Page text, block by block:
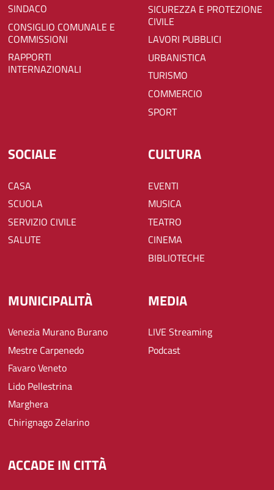
SINDACO
CONSIGLIO COMUNALE E
COMMISSIONI
RAPPORTI
INTERNAZIONALI
SICUREZZA E PROTEZIONE
CIVILE
LAVORI PUBBLICI
URBANISTICA
TURISMO
COMMERCIO
SPORT
SOCIALE
CASA
SCUOLA
SERVIZIO CIVILE
SALUTE
CULTURA
EVENTI
MUSICA
TEATRO
CINEMA
BIBLIOTECHE
MUNICIPALITÀ
Venezia Murano Burano
Mestre Carpenedo
Favaro Veneto
Lido Pellestrina
Marghera
Chirignago Zelarino
MEDIA
LIVE Streaming
Podcast
ACCADE IN CITTÀ